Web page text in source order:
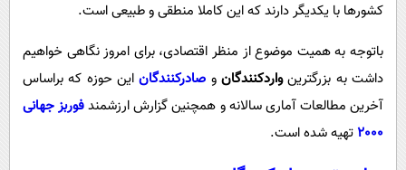
سیاست خارجی
کشورها با یکدیگر دارند که این کاملا منطقی و طبیعی است.
باتوجه به همیت موضوع از منظر اقتصادی، برای امروز نگاهی خواهیم
داشت به بزرگترینواردکنندگانو صادرکنندگان این حوزه که براساس
آخرین مطالعات آماری سالانه و همچنین گزارش ارزشمندفوربز جهانی
2000تهیه شده است.